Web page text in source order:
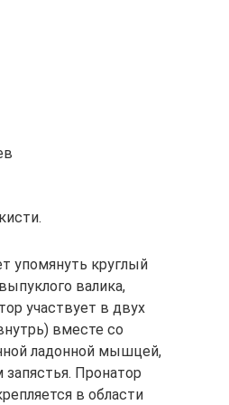
упомянуть круглый
валика,
участвует в двух
вместе со
ладонной мышцей,
Пронатор
в области